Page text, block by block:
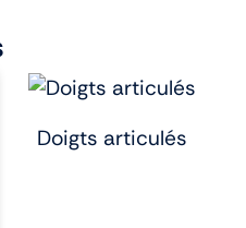
Doigts articulés